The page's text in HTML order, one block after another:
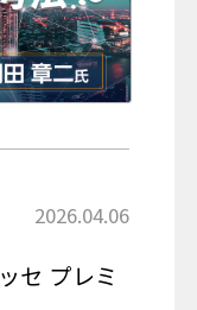
2026.04.06
セ プレミ